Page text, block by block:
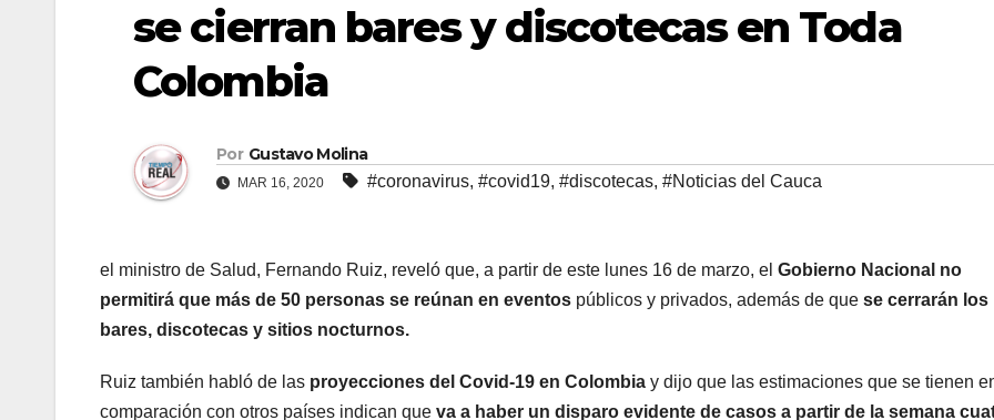
se cierran bares y discotecas en Toda
Colombia
Por Gustavo Molina
MAR 16, 2020 #coronavirus, #covid19, #discotecas, #Noticias del Cauca
el ministro de Salud, Fernando Ruiz, reveló que, a partir de este lunes 16 de marzo, el Gobierno Nacional no
permitirá que más de 50 personas se reúnan en eventos públicos y privados, además de que se cerrarán los
bares, discotecas y sitios nocturnos.
Ruiz también habló de las proyecciones del Covid-19 en Colombia y dijo que las estimaciones que se tienen
comparación con otros países indican que va a haber un disparo evidente de casos a partir de la semana